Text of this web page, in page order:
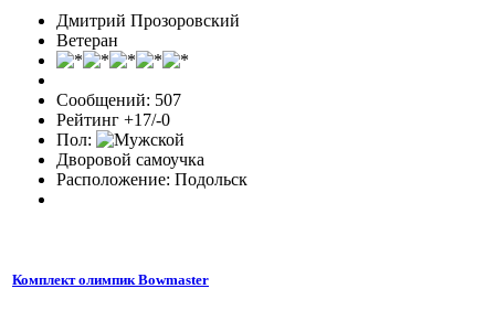
Дмитрий Прозоровский
Ветеран
Сообщений: 507
Рейтинг +17/-0
Пол:
Дворовой самоучка
Расположение: Подольск
Комплект олимпик Bowmaster